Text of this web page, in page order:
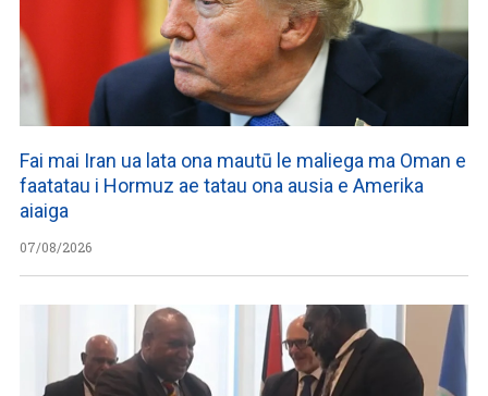
Fai mai Iran ua lata ona mautū le maliega ma Oman e
faatatau i Hormuz ae tatau ona ausia e Amerika
aiaiga
07/08/2026